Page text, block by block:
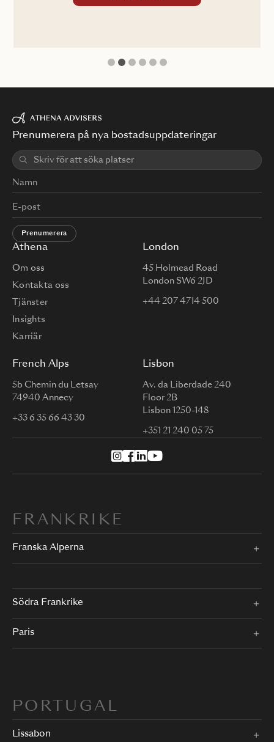
1 2 3
Athena
Om oss
Kontakta oss
Tjänster
Insights
Karriär
London
45 Holmead Road
London SW6 2JD
+44 207 4714 500
French Alps
5b Chemin du Letsay
74940 Annecy
+33 6 35 66 43 30
Lisbon
Av. da Liberdade 240
Floor 2B
Lisbon 1250-148
+351 21 240 05 75
Prenumerera på nya bostadsuppdateringar
Prenumerera
FRANKRIKE
Franska Alperna
Södra Frankrike
Paris
PORTUGAL
Lissabon